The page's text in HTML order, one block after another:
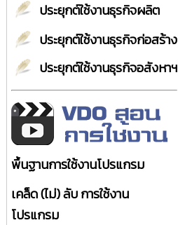
ประยุกต์ใช้งานธุรกิจผลิต
ประยุกต์ใช้งานธุรกิจก่อสร้าง
ประยุกต์ใช้งานธุรกิจอสังหาฯ
พื้นฐานการใช้งานโปรแกรม
เคล็ด (ไม่) ลับ การใช้งาน
โปรแกรม